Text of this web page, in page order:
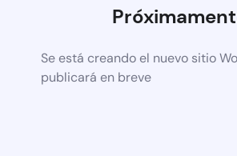
Se está creando el nuevo sitio
publicará en breve